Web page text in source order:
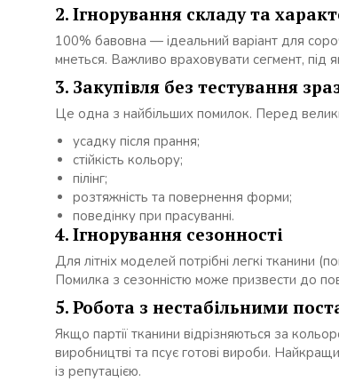
2. Ігнорування складу та
100% бавовна — ідеальний варіант для
мнеться. Важливо враховувати сегмент, під
3. Закупівля без тестування
Це одна з найбільших помилок. Перед
усадку після прання;
стійкість кольору;
пілінг;
розтяжність та повернення форми;
поведінку при прасуванні.
4. Ігнорування сезонності
Для літніх моделей потрібні легкі тканини
Помилка з сезонністю може призвести до
5. Робота з нестабільними
Якщо партії тканини відрізняються за
виробництві та псує готові вироби.
із репутацією.